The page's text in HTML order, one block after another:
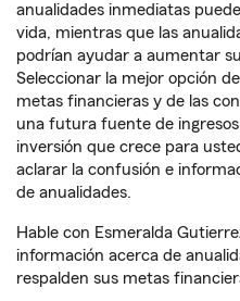
anualidades inmediatas
vida, mientras que las
podrían ayudar a aumentar
Seleccionar la mejor opción
metas financieras y de las
una futura fuente de
inversión que crece para
aclarar la confusión e
de anualidades.
Hable con Esmeralda
información acerca de
respalden sus metas